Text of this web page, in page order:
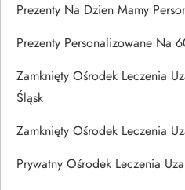
Prezenty Na Dzien Mamy
Prezenty Personalizowane Na
Zamknięty Ośrodek Leczenia
Śląsk
Zamknięty Ośrodek Leczenia
Prywatny Ośrodek Leczenia